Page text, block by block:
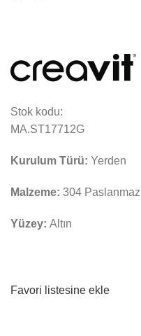
Stok kodu:
MA.ST17712G
Kurulum Türü: Yerden
Malzeme: 304 Paslanmaz
Yüzey: Altın
Favori listesine ekle